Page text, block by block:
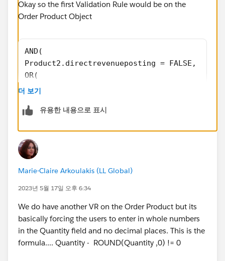
Okay so the first Validation Rule would be on the
Order Product Object
AND(
Product2.directrevenueposting = FALSE,
OR(
ISBLANK( StartDate ),
)
더 보기
유용한 내용으로 표시
Marie-Claire Arkoulakis (LL Global)
2023년 5월 17일 오후 6:34
We do have another VR on the Order Product but its
basically forcing the users to enter in whole numbers
in the Quantity field and no decimal places. This is the
formula.... Quantity - ROUND(Quantity ,0) != 0